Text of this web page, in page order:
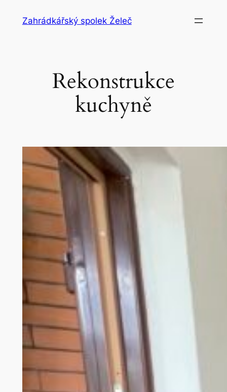
Zahrádkářský spolek Želeč
Rekonstrukce
kuchyně